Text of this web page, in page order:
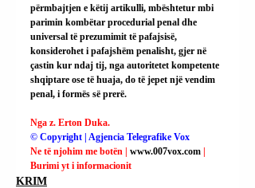
përmbajtjen e këtij artikulli, mbështetur mbi
parimin kombëtar procedurial penal dhe
universal të prezumimit të pafajsisë,
konsiderohet i pafajshëm penalisht, gjer në
çastin kur ndaj tij, nga autoritetet kompetente
shqiptare ose të huaja, do të jepet një vendim
penal, i formës së prerë.
Nga z. Erton Duka.
© Copyright | Agjencia Telegrafike Vox
Ne të njohim me botën | www.007vox.com
Burimi yt i informacionit
KRIM